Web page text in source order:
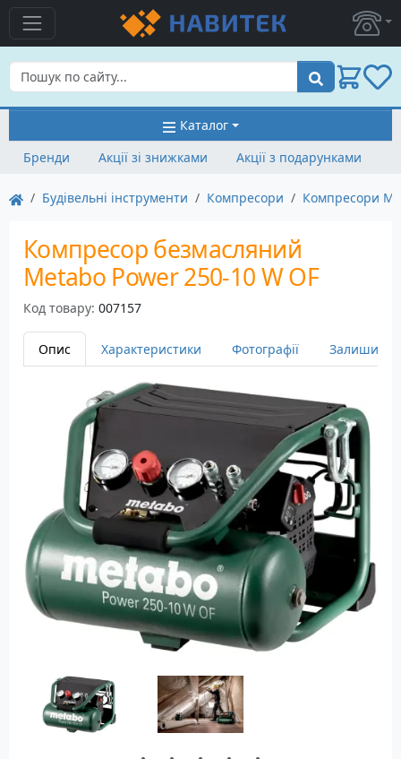
Пошук
Каталог
Бренди
Акції зі знижками Акції з подарунками
Будівельні інструменти Компресори Компресори
Компресор безмасляний
Metabo Power 250-10 W OF
Код товару: 007157
Опис Характеристики Фотографії Залишити